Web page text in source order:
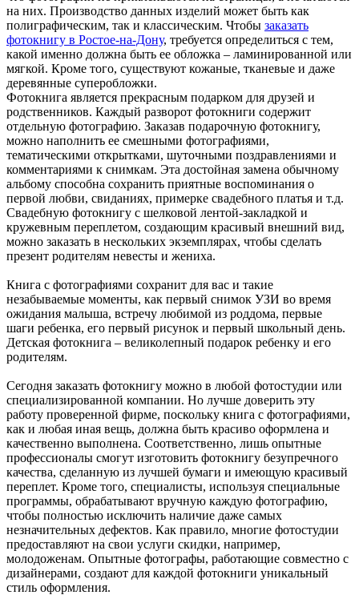
на них. Производство данных изделий может быть как
полиграфическим, так и классическим. Чтобы заказать
фотокнигу в Ростое-на-Дону, требуется определиться с тем,
какой именно должна быть ее обложка – ламинированной или
мягкой. Кроме того, существуют кожаные, тканевые и даже
деревянные суперобложки.
Фотокнига является прекрасным подарком для друзей и
родственников. Каждый разворот фотокниги содержит
отдельную фотографию. Заказав подарочную фотокнигу,
можно наполнить ее смешными фотографиями,
тематическими открытками, шуточными поздравлениями и
комментариями к снимкам. Эта достойная замена обычному
альбому способна сохранить приятные воспоминания о
первой любви, свиданиях, примерке свадебного платья и т.д.
Свадебную фотокнигу с шелковой лентой-закладкой и
кружевным переплетом, создающим красивый внешний вид,
можно заказать в нескольких экземплярах, чтобы сделать
презент родителям невесты и жениха.
Книга с фотографиями сохранит для вас и такие
незабываемые моменты, как первый снимок УЗИ во время
ожидания малыша, встречу любимой из роддома, первые
шаги ребенка, его первый рисунок и первый школьный день.
Детская фотокнига – великолепный подарок ребенку и его
родителям.
Сегодня заказать фотокнигу можно в любой фотостудии или
специализированной компании. Но лучше доверить эту
работу проверенной фирме, поскольку книга с фотографиями,
как и любая иная вещь, должна быть красиво оформлена и
качественно выполнена. Соответственно, лишь опытные
профессионалы смогут изготовить фотокнигу безупречного
качества, сделанную из лучшей бумаги и имеющую красивый
переплет. Кроме того, специалисты, используя специальные
программы, обрабатывают вручную каждую фотографию,
чтобы полностью исключить наличие даже самых
незначительных дефектов. Как правило, многие фотостудии
предоставляют на свои услуги скидки, например,
молодоженам. Опытные фотографы, работающие совместно с
дизайнерами, создают для каждой фотокниги уникальный
стиль оформления.